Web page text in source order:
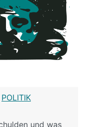
POLITIK
und was